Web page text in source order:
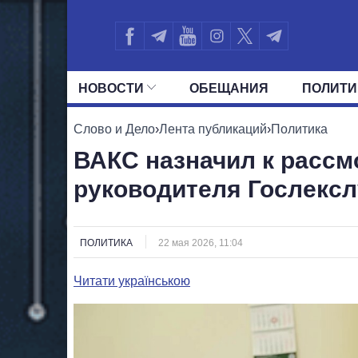
НОВОСТИ ОБЕЩАНИЯ
ВСЕ ПОЛИТИКИ ПРЕЗИДЕНТ И
Слово и Дело›Лента публикаций›Политика
ВАКС назначил к
руководителя
ПОЛИТИКА 22 мая 2026, 11:04
Читати українською